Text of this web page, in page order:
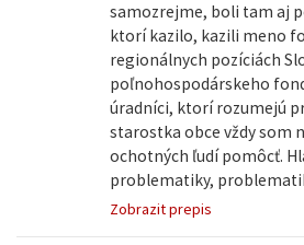
samozrejme, boli tam aj
ktorí kazilo, kazili meno
regionálnych pozíciách
poľnohospodárskeho
úradníci, ktorí rozumejú
starostka obce vždy som
ochotných ľudí pomôcť.
problematiky,
Zobrazit prepis